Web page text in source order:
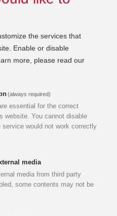
mit
the services that
Enable or disable
more, please read our
(always required)
essential for the correct
website. You cannot disable
service would not work correctly
media
media from third party
some contents may not be